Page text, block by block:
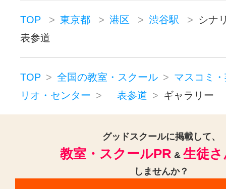
TOP 東京都 港区 渋谷駅
シナ
表参道
TOP 全国の教室・スクール
マスコミ
リオ・センター
表参道 ギャラリー
グッドスクールに掲載して、
教室・スクールPR & 生徒
しませんか？